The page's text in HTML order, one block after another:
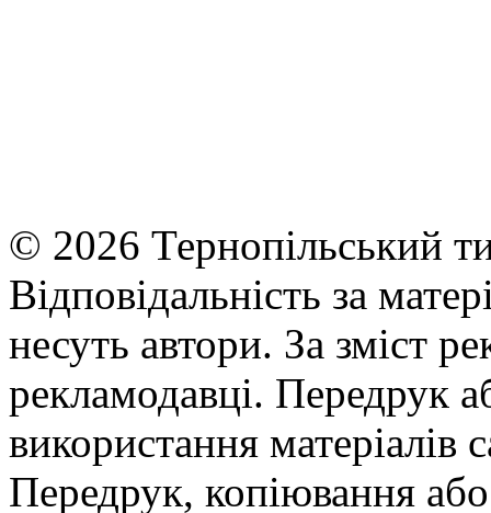
© 2026 Тернопільський
Відповідальність за
несуть автори. За зміст
рекламодавці. Передрук
використання матеріалів
Передрук, копіювання